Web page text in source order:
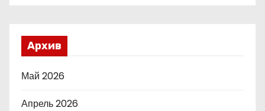
Архив
Май 2026
Апрель 2026